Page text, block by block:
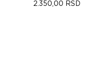
2.350,00 RSD